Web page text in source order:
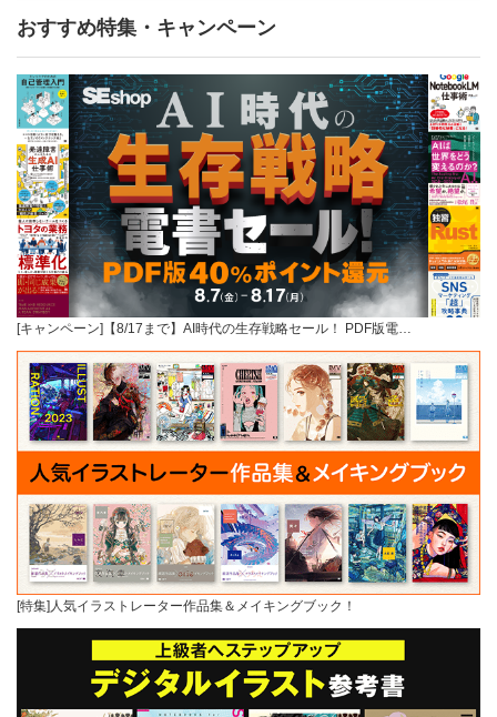
おすすめ特集・キャンペーン
[キャンペーン]【8/17まで】AI時代の生存戦略セール！ PDF版電…
[特集]人気イラストレーター作品集＆メイキングブック！